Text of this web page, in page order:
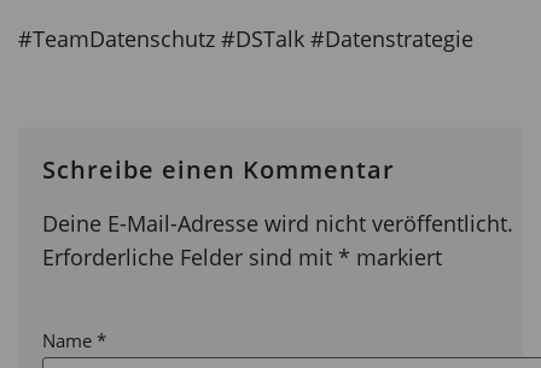
#TeamDatenschutz #DSTalk #Datenstrategie
Schreibe einen Kommentar
Deine E-Mail-Adresse wird nicht veröffentlicht.
Erforderliche Felder sind mit * markiert
Name *